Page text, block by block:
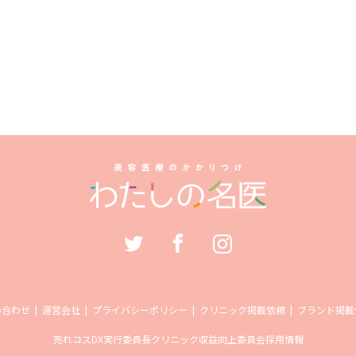
わせ 運営会社 プライバシーポリシー クリニック掲載依頼 ブランド掲
売れコスDX実行委員長クリニック収益向上委員会採用情報